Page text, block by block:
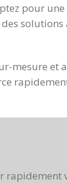
pour
mesure et
rapidement